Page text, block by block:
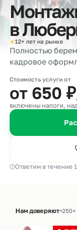
в
★12+ лет на рынке
Полностью
кадровое
Стоимость услуги от
от 650 ₽
включены налоги,
Ответим в течение
Нам доверяют 250+